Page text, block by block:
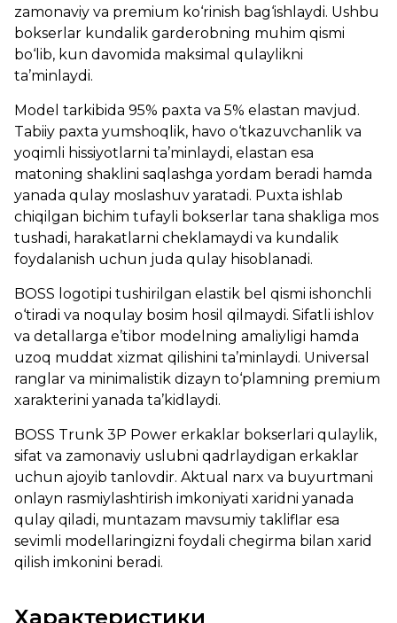
zamonaviy va premium ko‘rinish bag‘ishlaydi. Ushbu
bokserlar kundalik garderobning muhim qismi
bo‘lib, kun davomida maksimal qulaylikni
ta’minlaydi.
Model tarkibida 95% paxta va 5% elastan mavjud.
Tabiiy paxta yumshoqlik, havo o‘tkazuvchanlik va
yoqimli hissiyotlarni ta’minlaydi, elastan esa
matoning shaklini saqlashga yordam beradi hamda
yanada qulay moslashuv yaratadi. Puxta ishlab
chiqilgan bichim tufayli bokserlar tana shakliga mos
tushadi, harakatlarni cheklamaydi va kundalik
foydalanish uchun juda qulay hisoblanadi.
BOSS logotipi tushirilgan elastik bel qismi ishonchli
o‘tiradi va noqulay bosim hosil qilmaydi. Sifatli ishlov
va detallarga e’tibor modelning amaliyligi hamda
uzoq muddat xizmat qilishini ta’minlaydi. Universal
ranglar va minimalistik dizayn to‘plamning premium
xarakterini yanada ta’kidlaydi.
BOSS Trunk 3P Power erkaklar bokserlari qulaylik,
sifat va zamonaviy uslubni qadrlaydigan erkaklar
uchun ajoyib tanlovdir. Aktual narx va buyurtmani
onlayn rasmiylashtirish imkoniyati xaridni yanada
qulay qiladi, muntazam mavsumiy takliflar esa
sevimli modellaringizni foydali chegirma bilan xarid
qilish imkonini beradi.
Характеристики